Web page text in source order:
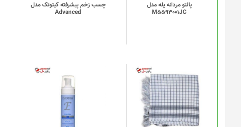
پالتو مردانه یله مدل
M5593001JC
چسب زخم پیشرفته کیتوتک مدل
Advanced